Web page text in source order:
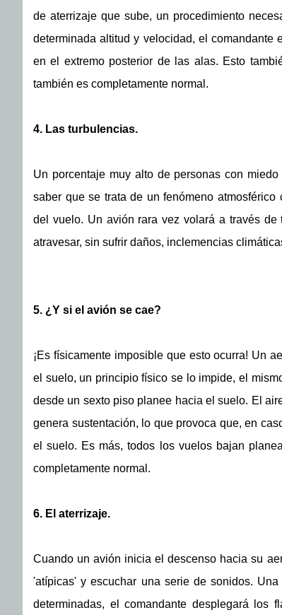
de aterrizaje que sube, un procedimiento
determinada altitud y velocidad, el comandante
en el extremo posterior de las alas. Esto
también es completamente normal.
4. Las turbulencias.
Un porcentaje muy alto de personas con
saber que se trata de un fenómeno
del vuelo. Un avión rara vez volará a través
atravesar, sin sufrir daños, inclemencias
5. ¿Y si el avión se cae?
¡Es físicamente imposible que esto ocurra! Un
el suelo, un principio físico se lo impide, el
desde un sexto piso planee hacia el suelo. El
genera sustentación, lo que provoca que, en
el suelo. Es más, todos los vuelos bajan
completamente normal.
6. El aterrizaje.
Cuando un avión inicia el descenso hacia su
'atípicas' y escuchar una serie de sonidos.
determinadas, el comandante desplegará los